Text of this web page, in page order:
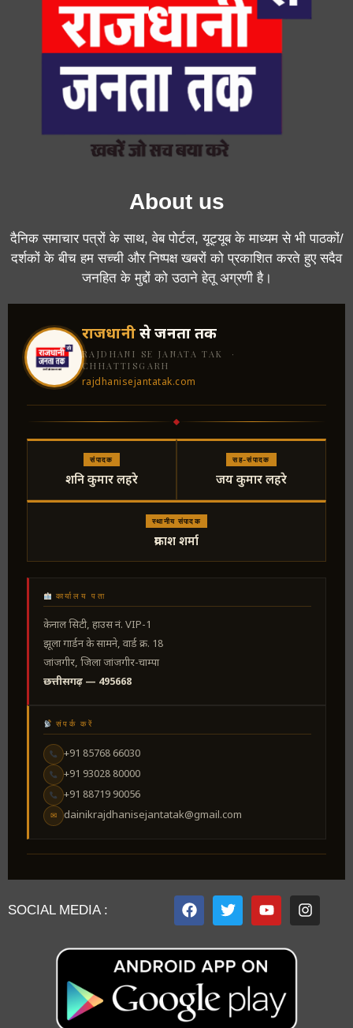
About us
दैनिक समाचार पत्रों के साथ, वेब पोर्टल, यूट्यूब के माध्यम से भी पाठकों/
दर्शकों के बीच हम सच्ची और निष्पक्ष खबरों को प्रकाशित करते हुए सदैव
जनहित के मुद्दों को उठाने हेतू अग्रणी है।
राजधानीसे जनता तक
RAJDHANI SE JANATA TAK ·
CHHATTISGARH
rajdhanisejantatak.com
संपादक
शनि कुमार लहरे
सह-संपादक
जय कुमार लहरे
स्थानीय संपादक
प्रकाश शर्मा
कार्यालय पता
केनाल सिटी, हाउस नं. VIP-1
झूला गार्डन के सामने, वार्ड क्र. 18
जांजगीर, जिला जांजगीर-चाम्पा
छत्तीसगढ़ — 495668
संपर्क करें
+91 85768 66030
+91 93028 80000
+91 88719 90056
✉ dainikrajdhanisejantatak@gmail.com
SOCIAL MEDIA :